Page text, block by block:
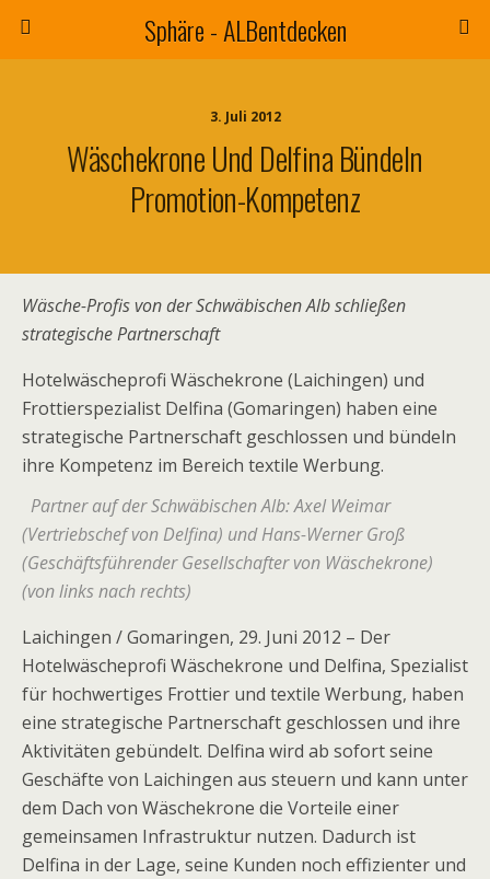
Sphäre - ALBentdecken
3. Juli 2012
Wäschekrone Und Delfina Bündeln
Promotion-Kompetenz
Wäsche-Profis von der Schwäbischen Alb schließen
strategische Partnerschaft
Hotelwäscheprofi Wäschekrone (Laichingen) und
Frottierspezialist Delfina (Gomaringen) haben eine
strategische Partnerschaft geschlossen und bündeln
ihre Kompetenz im Bereich textile Werbung.
Partner auf der Schwäbischen Alb: Axel Weimar
(Vertriebschef von Delfina) und Hans-Werner Groß
(Geschäftsführender Gesellschafter von Wäschekrone)
(von links nach rechts)
Laichingen / Gomaringen, 29. Juni 2012 – Der
Hotelwäscheprofi Wäschekrone und Delfina, Spezialist
für hochwertiges Frottier und textile Werbung, haben
eine strategische Partnerschaft geschlossen und ihre
Aktivitäten gebündelt. Delfina wird ab sofort seine
Geschäfte von Laichingen aus steuern und kann unter
dem Dach von Wäschekrone die Vorteile einer
gemeinsamen Infrastruktur nutzen. Dadurch ist
Delfina in der Lage, seine Kunden noch effizienter und